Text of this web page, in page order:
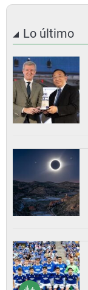
Lo último